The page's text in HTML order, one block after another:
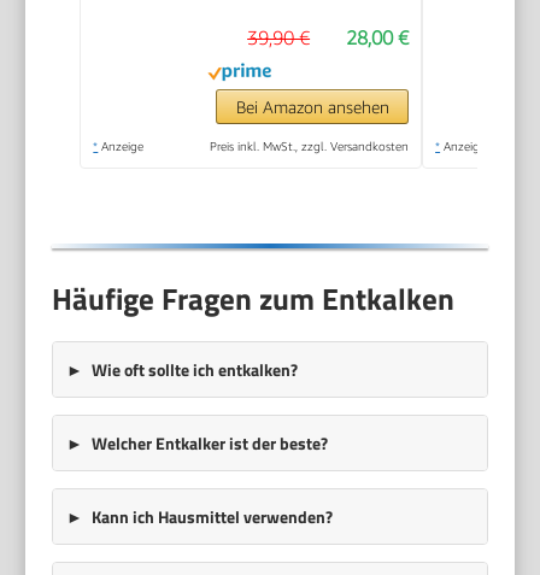
Tellern, 4
Kaffeetassen (170
ml), Silber
28,00 €
39,90 €
Bei Amazon ansehen
* Anzeige Preis inkl. MwSt., zzgl. Versandkosten * Anzeige
Häufige Fragen zum Entkalken
Wie oft sollte ich entkalken?
Welcher Entkalker ist der beste?
Kann ich Hausmittel verwenden?